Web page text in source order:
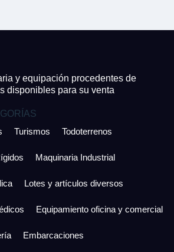
y equipación procedentes de
disponibles para su venta
Turismos Todoterrenos
Maquinaria Industrial
Lotes y artículos diversos
Equipamiento oficina y comercial
Embarcaciones
Privacidad y las Condiciones de Uso.
estás de acuerdo con ambas.